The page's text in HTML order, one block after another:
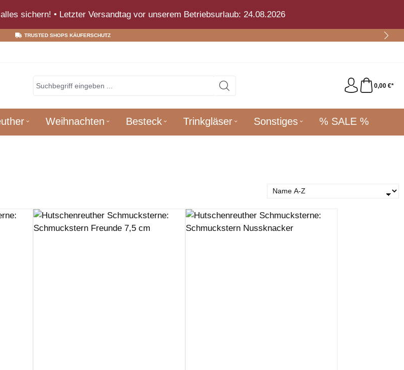
sichern! • Letzter Versandtag vor unserem Betriebsurlaub: 24.08.2026
TRUSTED SHOPS KÄUFERSCHUTZ
0,00 €*
Weihnachten Besteck Trinkgläser Sonstiges % SALE %